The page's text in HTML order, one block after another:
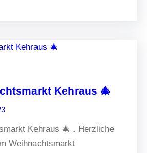
Kehraus 🎄
Kehraus 🎄 . Herzliche
Weihnachtsmarkt